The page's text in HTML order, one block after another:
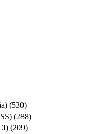
(530)
(288)
(209)